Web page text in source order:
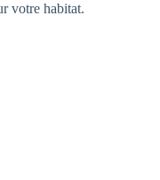
votre habitat.